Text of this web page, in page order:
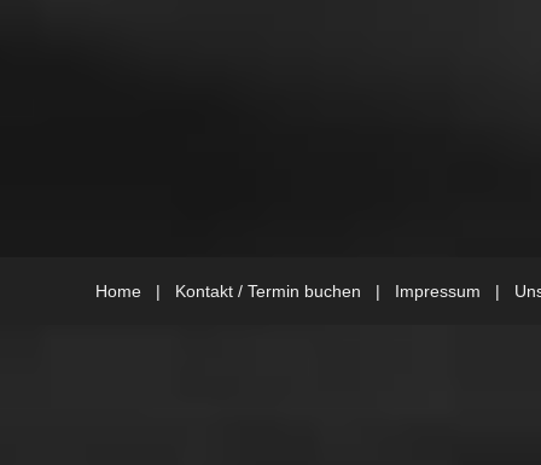
Home | Kontakt / Termin buchen | Impressum |